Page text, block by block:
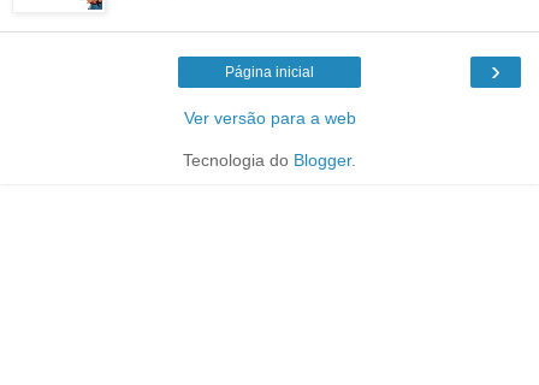
›
Página inicial
Ver versão para a web
Tecnologia do Blogger.